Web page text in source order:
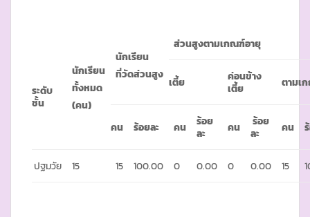
ระดับ
ชั้น
นักเรียน
ทั้งหมด
(คน)
นักเรียน
ที่วัดส่วนสูง
ส่วนสูงตามเกณฑ์อายุ
เตี้ย
ค่อนข้าง
เตี้ย
ตามเ
คน ร้อยละ คน
ร้อย
ละ
คน
ร้อย
ละ
คน
ปฐมวัย 15 15 100.00 0 0.00 0 0.00 15